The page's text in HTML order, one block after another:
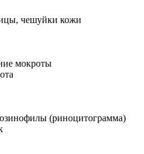
чешуйки кожи
мокроты
(риноцитограмма)